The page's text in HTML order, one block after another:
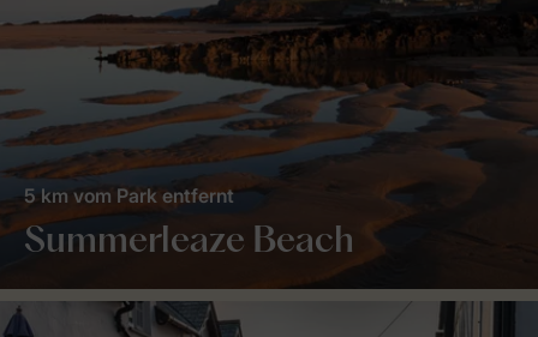
Summerleaze Beach
5 km vom Park entfernt